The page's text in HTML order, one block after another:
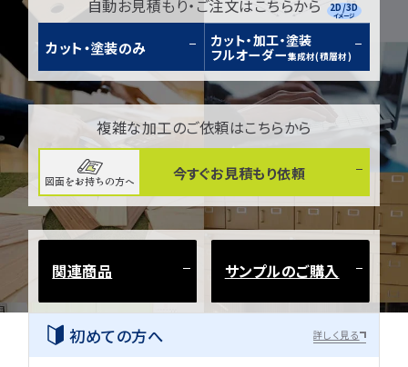
自動お見積もり・ご注文はこちらから
カット・塗装のみ
カット・加工・塗装
フルオーダー集成材(積層材)
2D/3D
イメージ
複雑な加工のご依頼はこちらから
図面をお持ちの方へ 今すぐお見積もり依頼
関連商品 サンプルのご購入
初めての方へ 詳しく見る